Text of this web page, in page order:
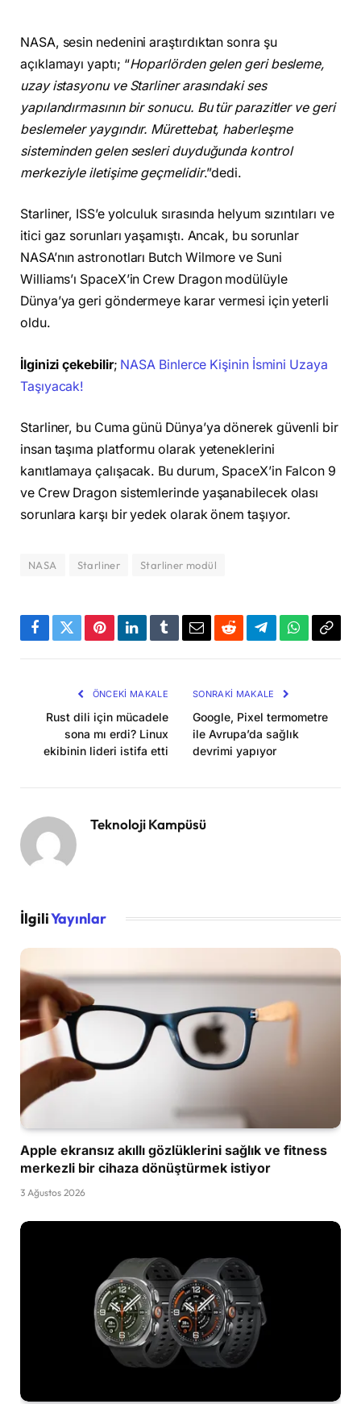
NASA, sesin nedenini araştırdıktan sonra şu
açıklamayı yaptı; “Hoparlörden gelen geri besleme,
uzay istasyonu ve Starliner arasındaki ses
yapılandırmasının bir sonucu. Bu tür parazitler ve geri
beslemeler yaygındır. Mürettebat, haberleşme
sisteminden gelen sesleri duyduğunda kontrol
merkeziyle iletişime geçmelidir.”dedi.
Starliner, ISS’e yolculuk sırasında helyum sızıntıları ve
itici gaz sorunları yaşamıştı. Ancak, bu sorunlar
NASA’nın astronotları Butch Wilmore ve Suni
Williams’ı SpaceX’in Crew Dragon modülüyle
Dünya’ya geri göndermeye karar vermesi için yeterli
oldu.
İlginizi çekebilir; NASA Binlerce Kişinin İsmini Uzaya
Taşıyacak!
Starliner, bu Cuma günü Dünya’ya dönerek güvenli bir
insan taşıma platformu olarak yeteneklerini
kanıtlamaya çalışacak. Bu durum, SpaceX’in Falcon 9
ve Crew Dragon sistemlerinde yaşanabilecek olası
sorunlara karşı bir yedek olarak önem taşıyor.
NASA Starliner Starliner modül
Facebook
TwitterPinterestLinkedInTumblrEmailRedditTelegramWhatsApp
ÖNCEKI MAKALE
Rust dili için mücadele
sona mı erdi? Linux
ekibinin lideri istifa etti
SONRAKI MAKALE
Google, Pixel termometre
ile Avrupa’da sağlık
devrimi yapıyor
Teknoloji Kampüsü
İlgiliYayınlar
Apple ekransız akıllı gözlüklerini sağlık ve fitness
merkezli bir cihaza dönüştürmek istiyor
3 Ağustos 2026